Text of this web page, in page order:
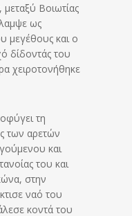
Βοιωτίας
ως
μεγέθους και ο
δίδοντάς του
χειροτονήθηκε
τη
των αρετών
και
του και
στην
ναό του
κοντά του